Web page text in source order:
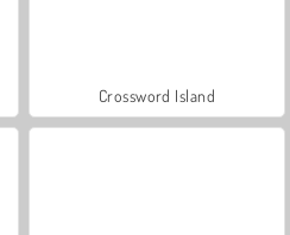
Crossword Island